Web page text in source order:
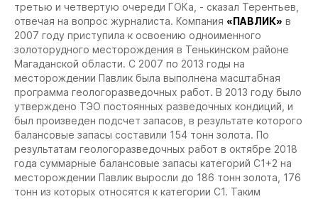
третью и четвертую очереди ГОКа, - сказал Терентьев,
отвечая на вопрос журналиста. Компания «ПАВЛИК» в
2007 году приступила к освоению одноименного
золоторудного месторождения в Тенькинском районе
Магаданской области. С 2007 по 2013 годы на
месторождении Павлик была выполнена масштабная
программа геологоразведочных работ. В 2013 году было
утверждено ТЭО постоянных разведочных кондиций, и
был произведен подсчет запасов, в результате которого
балансовые запасы составили 154 тонн золота. По
результатам геологоразведочных работ в октябре 2018
года суммарные балансовые запасы категорий С1+2 на
месторождении Павлик выросли до 186 тонн золота, 176
тонн из которых относятся к категории С1. Таким